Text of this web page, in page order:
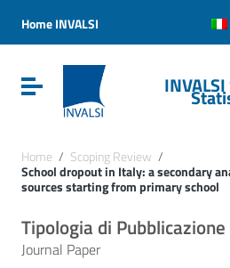
Vai al menu di navigazione
Vai al footer
Home INVALSI
Attiva / disattiva la navigazione
Home / Scoping Review /
School dropout in Italy: a secondary
sources starting from primary school
Tipologia di Pubblicazione
Journal Paper